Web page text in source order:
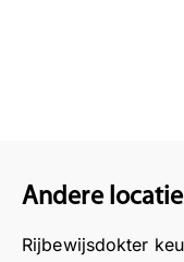
Andere
Rijbewijsdokter